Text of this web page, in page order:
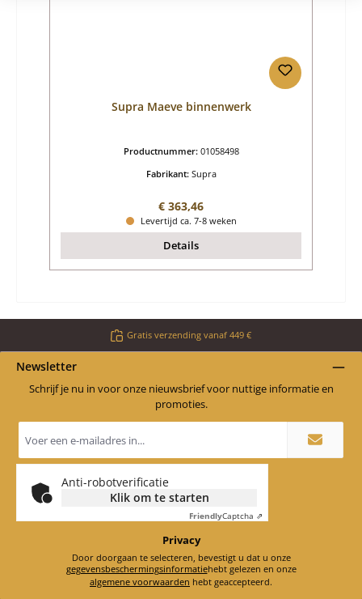
Supra Maeve binnenwerk
Productnummer: 01058498
Fabrikant: Supra
Normale prijs:
€ 363,46
Levertijd ca. 7-8 weken
Details
Gratis verzending vanaf 449 €
Newsletter
Schrijf je nu in voor onze nieuwsbrief voor nuttige informatie en
promoties.
mailadres
*
Anti-robotverificatie
Klik om te starten
FriendlyCaptcha ⇗
Privacy
Door doorgaan te selecteren, bevestigt u dat u onze
gegevensbeschermingsinformatie
hebt gelezen en onze
algemene voorwaarden hebt geaccepteerd.